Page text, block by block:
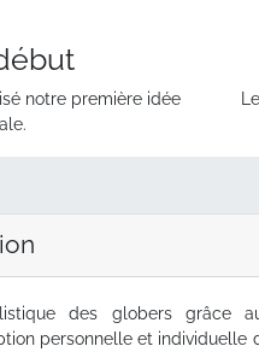
notre première idée
des globers grâce
personnelle et individuelle